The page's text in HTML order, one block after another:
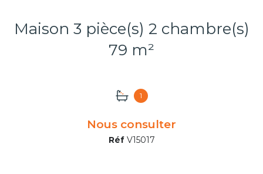
Maison 3 pièce(s) 2 chambre(s)
79 m²
1
Nous consulter
Réf V15017